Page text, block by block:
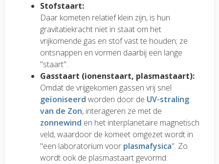
Stofstaart:
Daar kometen relatief klein zijn, is hun
gravitatiekracht niet in staat om het
vrijkomende gas en stof vast te houden; ze
ontsnappen en vormen daarbij een lange
"staart".
Gasstaart (ionenstaart, plasmastaart):
Omdat de vrijgekomen gassen vrij snel
geïoniseerd worden door de UV-straling
van de Zon, interageren ze met de
zonnewind en het interplanetaire magnetisch
veld, waardoor de komeet omgezet wordt in
"een laboratorium voor plasmafysica". Zo
wordt ook de plasmastaart gevormd.